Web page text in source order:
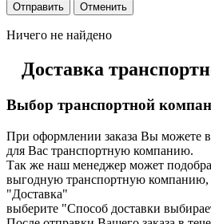
Ничего не найдено
Доставка
Выбор транспортной
При оформлении заказа Вы можете
для Вас транспортную компанию.
Так же наш менеджер может
выгодную транспортную компанию,
"Доставка"
выберите "Способ доставки